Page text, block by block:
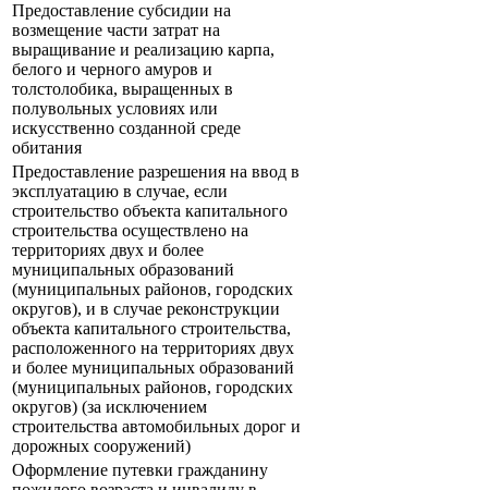
Предоставление субсидии на
возмещение части затрат на
выращивание и реализацию карпа,
белого и черного амуров и
толстолобика, выращенных в
полувольных условиях или
искусственно созданной среде
обитания
Предоставление разрешения на ввод в
эксплуатацию в случае, если
строительство объекта капитального
строительства осуществлено на
территориях двух и более
муниципальных образований
(муниципальных районов, городских
округов), и в случае реконструкции
объекта капитального строительства,
расположенного на территориях двух
и более муниципальных образований
(муниципальных районов, городских
округов) (за исключением
строительства автомобильных дорог и
дорожных сооружений)
Оформление путевки гражданину